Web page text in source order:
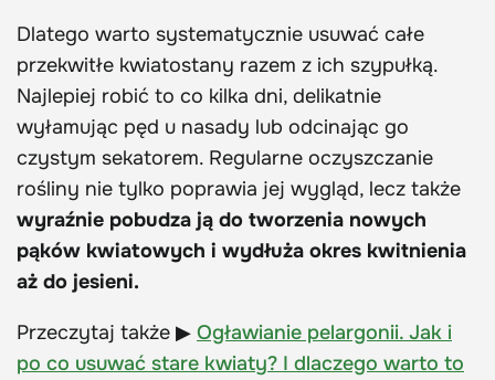
Dlatego warto systematycznie usuwać całe
przekwitłe kwiatostany razem z ich szypułką.
Najlepiej robić to co kilka dni, delikatnie
wyłamując pęd u nasady lub odcinając go
czystym sekatorem. Regularne oczyszczanie
rośliny nie tylko poprawia jej wygląd, lecz także
wyraźnie pobudza ją do tworzenia nowych
pąków kwiatowych i wydłuża okres kwitnienia
aż do jesieni.
Przeczytaj także ▶ Ogławianie pelargonii. Jak i
po co usuwać stare kwiaty? I dlaczego warto to